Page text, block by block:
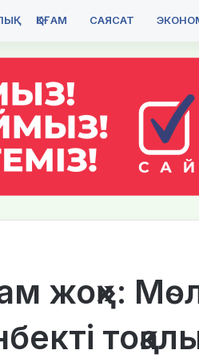
ҚОҒАМ САЯСАТ
жоқ»: